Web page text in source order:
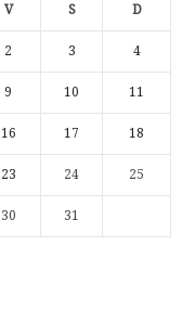
V S D
2 3 4
9 10 11
16 17 18
23 24 25
30 31